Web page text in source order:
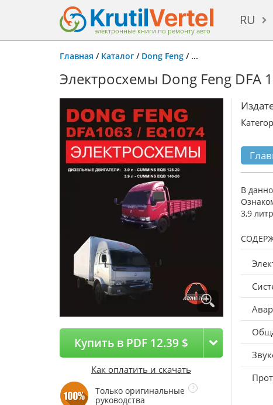
электронные книги по ремонту авто
RU
Главная / Каталог / Dong Feng / ...
Электросхемы Dong Feng DFA
Купить в PDF 12.39 $
Как оплатить и скачать
Только оригинальные
руководства
В
3,9